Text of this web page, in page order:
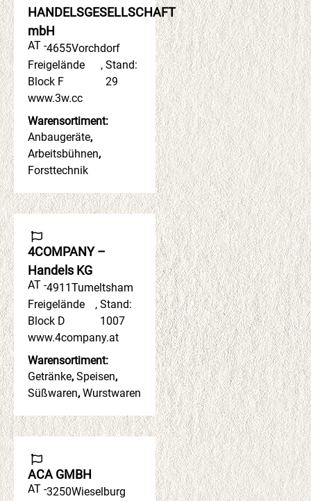
HANDELSGESELLSCHAFT
mbH
AT -4655Vorchdorf
Freigelände
Block F
, Stand:
29
www.3w.cc
Warensortiment:
Anbaugeräte,
Arbeitsbühnen,
Forsttechnik
4COMPANY –
Handels KG
AT -4911Tumeltsham
Freigelände
Block D
, Stand:
1007
www.4company.at
Warensortiment:
Getränke, Speisen,
Süßwaren, Wurstwaren
ACA GMBH
AT -3250Wieselburg